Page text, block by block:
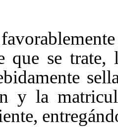
que se trate,
y la